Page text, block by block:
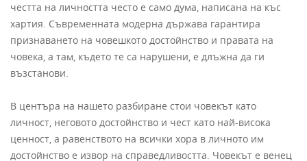
честта на личността често е само дума, написана на къс
хартия. Съвременната модерна държава гарантира
признаването на човешкото достойнство и правата на
човека, а там, където те са нарушени, е длъжна да ги
възстанови.
В центъра на нашето разбиране стои човекът като
личност, неговото достойнство и чест като най-висока
ценност, а равенството на всички хора в личното им
достойнство е извор на справедливостта. Човекът е венец